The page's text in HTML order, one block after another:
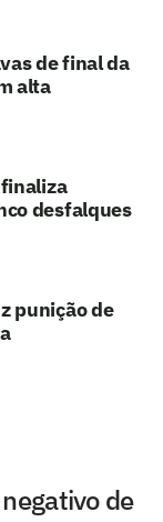
de final da
alta
desfalques
punição de
de